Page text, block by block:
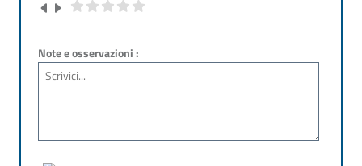
Note e osservazioni :